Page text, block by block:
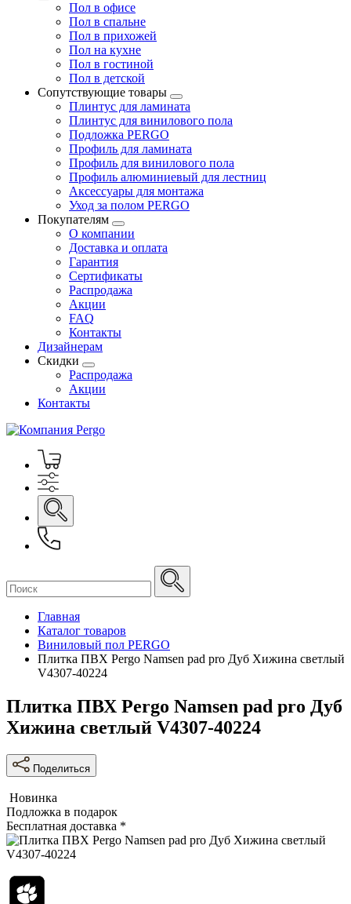
Пол в офисе
Пол в спальне
Пол в прихожей
Пол на кухне
Пол в гостиной
Пол в детской
Сопутствующие товары
Плинтус для ламината
Плинтус для винилового пола
Подложка PERGO
Профиль для ламината
Профиль для винилового пола
Профиль алюминиевый для лестниц
Аксессуары для монтажа
Уход за полом PERGO
Покупателям
О компании
Доставка и оплата
Гарантия
Сертификаты
Распродажа
Акции
FAQ
Контакты
Дизайнерам
Скидки
Распродажа
Акции
Контакты
Главная
Каталог товаров
Виниловый пол PERGO
Плитка ПВХ Pergo Namsen pad pro Дуб Хижина светлый
V4307-40224
Плитка ПВХ Pergo Namsen pad pro Дуб
Хижина светлый V4307-40224
Поделиться
Новинка
Подложка в подарок
Бесплатная доставка *